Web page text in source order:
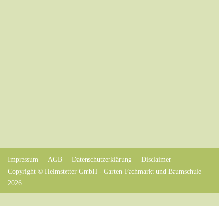
Impressum AGB Datenschutzerklärung
Disclaimer
Copyright © Helmstetter GmbH - Garten-Fachmarkt und Baumschule
2026